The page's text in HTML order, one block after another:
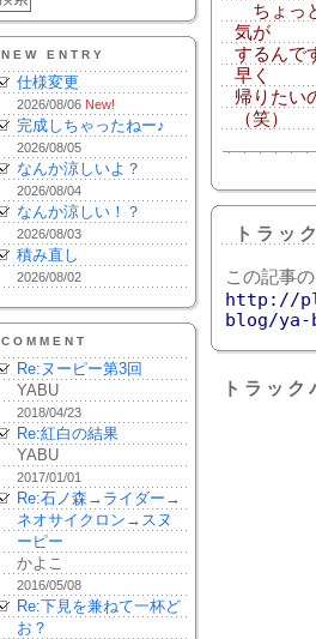
NEW ENTRY
仕様変更
2026/08/06 New!
完成しちゃったねー♪
2026/08/05
なんか涼しいよ？
2026/08/04
なんか涼しい！？
2026/08/03
積み直し
2026/08/02
COMMENT
Re:ヌーピー第3回
YABU
2018/04/23
Re:紅白の結果
YABU
2017/01/01
Re:石ノ森→ライダー→
ネオサイクロン→スヌ
ーピー
かよこ
2016/05/08
Re:下見を兼ねて一杯ど
お？
ちょっ
気が
するんで
早く
帰りたい
（笑）
トラッ
この記事
http://
blog/ya-
トラッ